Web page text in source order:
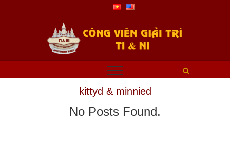
kittyd & minnied
No Posts Found.